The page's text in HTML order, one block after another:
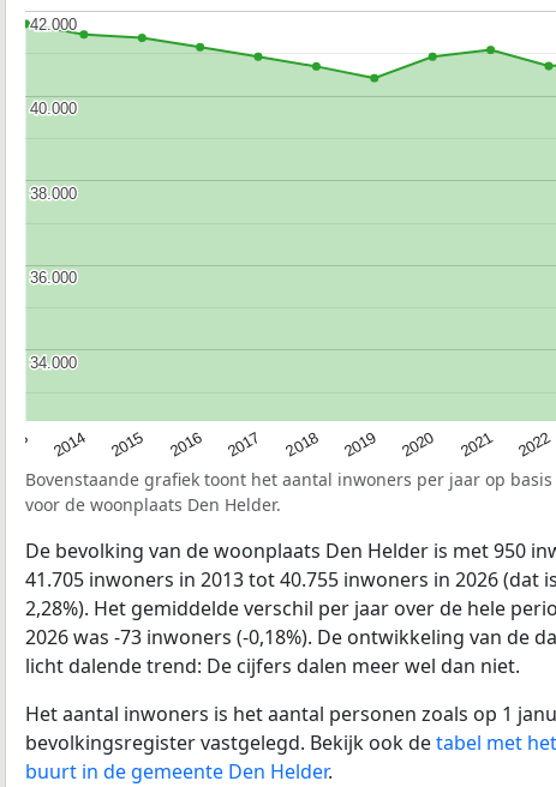
2014 2015 2016 2017 2018 2019 2020 2021 2022
34.000
34.000
36.000
36.000
38.000
38.000
40.000
40.000
42.000
42.000
Bovenstaande grafiek toont het aantal inwoners per jaar op
voor de woonplaats Den Helder.
De bevolking van de woonplaats Den Helder is met 950
41.705 inwoners in 2013 tot 40.755 inwoners in 2026 (dat
2,28%). Het gemiddelde verschil per jaar over de hele
2026 was -73 inwoners (-0,18%). De ontwikkeling van de
licht dalende trend: De cijfers dalen meer wel dan niet.
Het aantal inwoners is het aantal personen zoals op 1
bevolkingsregister vastgelegd. Bekijk ook detabel met
buurt in de gemeente Den Helder.